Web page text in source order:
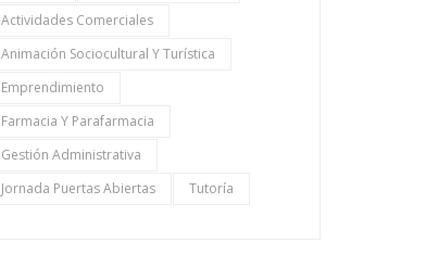
Actividades Comerciales
Animación Sociocultural Y Turística
Emprendimiento
Farmacia Y Parafarmacia
Gestión Administrativa
Jornada Puertas Abiertas
Tutoría